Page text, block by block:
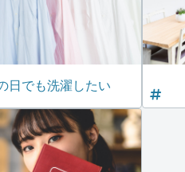
日でも洗濯したい